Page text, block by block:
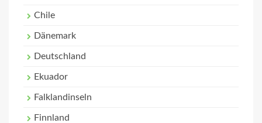
Chile
Dänemark
Deutschland
Ekuador
Falklandinseln
Finnland